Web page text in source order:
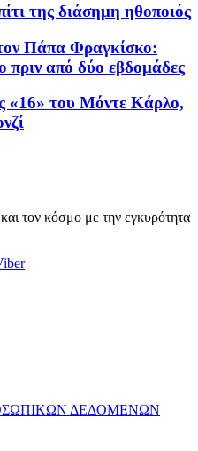
της διάσημη ηθοποιός
Πάπα Φραγκίσκο:
πριν από δύο εβδομάδες
«16» του Μόντε Κάρλο,
τον κόσμο με την εγκυρότητα
ΔΕΔΟΜΕΝΩΝ